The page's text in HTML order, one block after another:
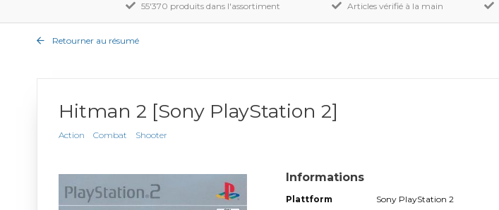
55'370 produits dans l'assortiment Articles vérifié à la main
Retourner au résumé
Hitman 2 [Sony PlayStation 2]
Action Combat Shooter
Informations
Plattform
Sony PlayStation 2